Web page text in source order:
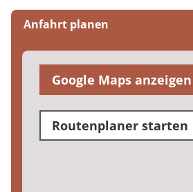
Anfahrt planen
Google Maps anzeigen
Routenplaner starten